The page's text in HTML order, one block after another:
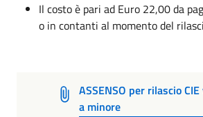
Il costo è pari ad Euro 22,00 da
o in contanti al momento del
ASSENSO per rilascio
a minore